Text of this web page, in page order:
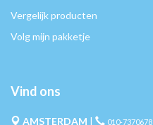
Vergelijk producten
Volg mijn pakketje
Vind ons
AMSTERDAM | 010-7370678